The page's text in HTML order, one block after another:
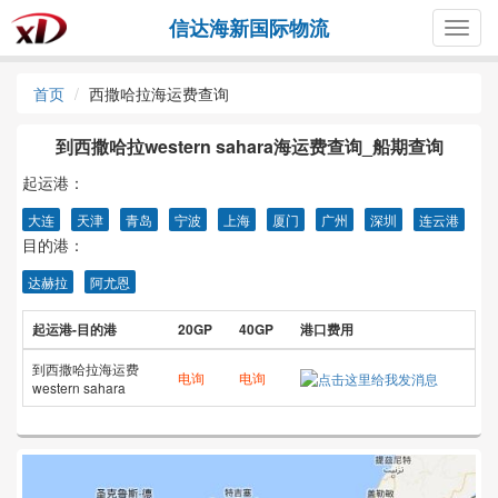
信达海新国际物流
首页 西撒哈拉海运费查询
到西撒哈拉western sahara海运费查询_船期查询
起运港：
大连 天津 青岛 宁波 上海 厦门 广州 深圳 连云港
目的港：
达赫拉 阿尤恩
起运港-目的港 20GP 40GP 港口费用
到西撒哈拉海运费
western sahara
电询 电询